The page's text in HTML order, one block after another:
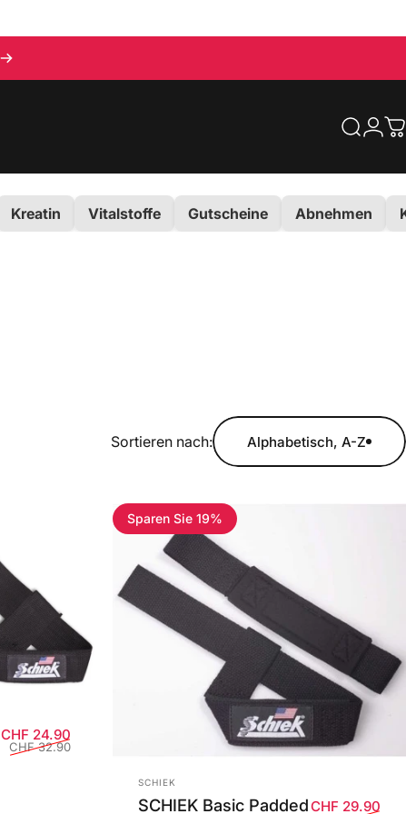
Suche
Kreatin Vitalstoffe Gutscheine Abnehmen
Sortieren nach: Alphabetisch, A-Z
Verkaufspreis
CHF 24.90Normaler Preis
CHF 32.90
Sparen Sie 19%
Anbieter:
SCHIEK
SCHIEK Basic PaddedCHF 29.90